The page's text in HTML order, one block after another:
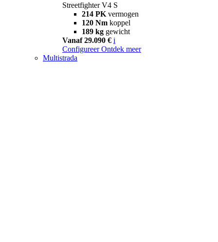
Streetfighter V4 S
214 PK vermogen
120 Nm koppel
189 kg gewicht
Vanaf 29.090 € i
Configureer Ontdek meer
Multistrada